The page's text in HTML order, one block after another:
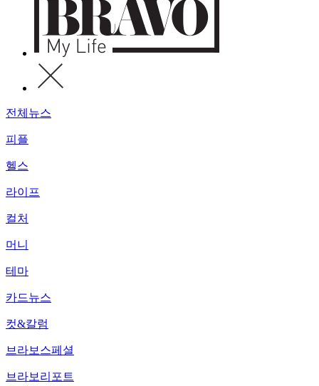
전체뉴스
피플
헬스
라이프
컬처
머니
테마
카드뉴스
컷&칼럼
브라보스페셜
브라보리포트